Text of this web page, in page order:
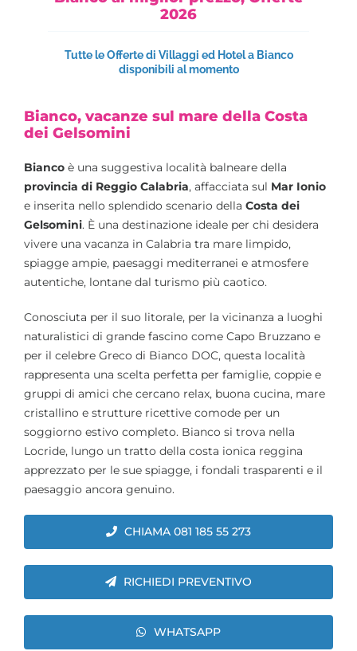
2026
Tutte le Offerte di Villaggi ed Hotel a Bianco
disponibili al momento
Bianco, vacanze sul mare della Costa
dei Gelsomini
Bianco è una suggestiva località balneare della
provincia di Reggio Calabria, affacciata sul Mar Ionio
e inserita nello splendido scenario della Costa dei
Gelsomini. È una destinazione ideale per chi desidera
vivere una vacanza in Calabria tra mare limpido,
spiagge ampie, paesaggi mediterranei e atmosfere
autentiche, lontane dal turismo più caotico.
Conosciuta per il suo litorale, per la vicinanza a luoghi
naturalistici di grande fascino come Capo Bruzzano e
per il celebre Greco di Bianco DOC, questa località
rappresenta una scelta perfetta per famiglie, coppie e
gruppi di amici che cercano relax, buona cucina, mare
cristallino e strutture ricettive comode per un
soggiorno estivo completo. Bianco si trova nella
Locride, lungo un tratto della costa ionica reggina
apprezzato per le sue spiagge, i fondali trasparenti e il
paesaggio ancora genuino.
CHIAMA 081 185 55 273
RICHIEDI PREVENTIVO
WHATSAPP